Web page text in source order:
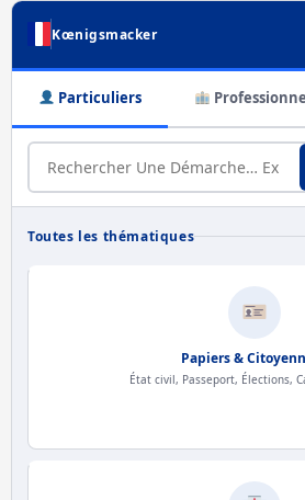
Kœnigsmacker
Particuliers
Toutes les thématiques
Papiers &
État civil, Passeport, Élections,